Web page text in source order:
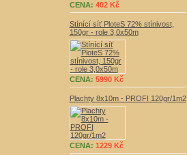
CENA: 402 Kč
Stínící síť PloteS 72% stínivost,
150gr - role 3,0x50m
CENA: 5990 Kč
Plachty 8x10m - PROFI 120gr/1m2
CENA: 1229 Kč